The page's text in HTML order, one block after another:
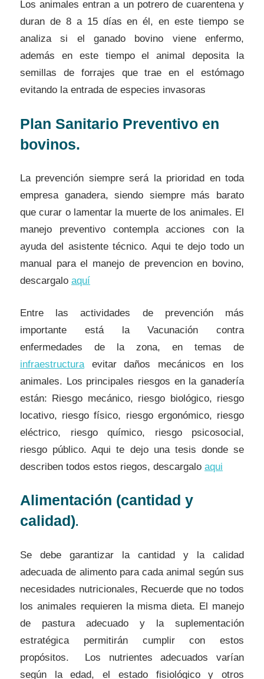
Los animales entran a un potrero de cuarentena y
duran de 8 a 15 días en él, en este tiempo se
analiza si el ganado bovino viene enfermo,
además en este tiempo el animal deposita la
semillas de forrajes que trae en el estómago
evitando la entrada de especies invasoras
Plan Sanitario Preventivo en
bovinos.
La prevención siempre será la prioridad en toda
empresa ganadera, siendo siempre más barato
que curar o lamentar la muerte de los animales. El
manejo preventivo contempla acciones con la
ayuda del asistente técnico. Aqui te dejo todo un
manual para el manejo de prevencion en bovino,
descargalo aquí
Entre las actividades de prevención más
importante está la Vacunación contra
enfermedades de la zona, en temas de
infraestructura evitar daños mecánicos en los
animales. Los principales riesgos en la ganadería
están: Riesgo mecánico, riesgo biológico, riesgo
locativo, riesgo físico, riesgo ergonómico, riesgo
eléctrico, riesgo químico, riesgo psicosocial,
riesgo público. Aqui te dejo una tesis donde se
describen todos estos riegos, descargalo aqui
Alimentación (cantidad y
calidad).
Se debe garantizar la cantidad y la calidad
adecuada de alimento para cada animal según sus
necesidades nutricionales, Recuerde que no todos
los animales requieren la misma dieta. El manejo
de pastura adecuado y la suplementación
estratégica permitirán cumplir con estos
propósitos. Los nutrientes adecuados varían
según la edad, el estado fisiológico y otros